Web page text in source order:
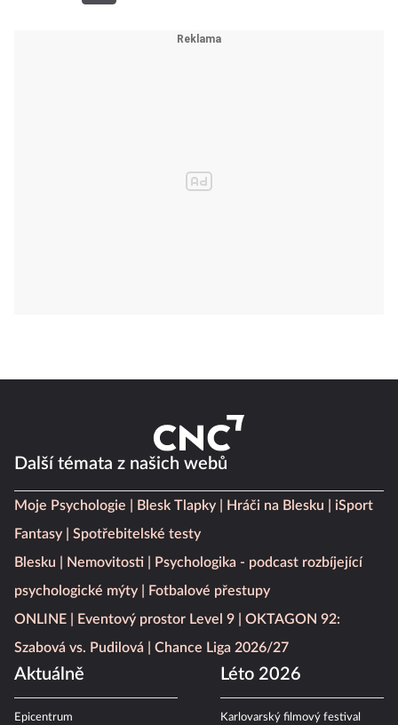
Další témata z našich webů
Moje Psychologie Blesk Tlapky Hráči na Blesku
iSport
Fantasy
Spotřebitelské testy
Blesku
Nemovitosti
Psychologika - podcast rozbíjející
psychologické mýty
Fotbalové přestupy
ONLINE
Eventový prostor Level 9
OKTAGON 92:
Szabová vs. Pudilová
Chance Liga 2026/27
Aktuálně
Epicentrum
Léto 2026
Karlovarský filmový festival